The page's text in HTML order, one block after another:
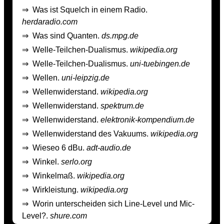
⇒ Was ist Squelch in einem Radio.
herdaradio.com
⇒ Was sind Quanten. ds.mpg.de
⇒ Welle-Teilchen-Dualismus. wikipedia.org
⇒ Welle-Teilchen-Dualismus. uni-tuebingen.de
⇒ Wellen. uni-leipzig.de
⇒ Wellenwiderstand. wikipedia.org
⇒ Wellenwiderstand. spektrum.de
⇒ Wellenwiderstand. elektronik-kompendium.de
⇒ Wellenwiderstand des Vakuums. wikipedia.org
⇒ Wieseo 6 dBu. adt-audio.de
⇒ Winkel. serlo.org
⇒ Winkelmaß. wikipedia.org
⇒ Wirkleistung. wikipedia.org
⇒ Worin unterscheiden sich Line-Level und Mic-
Level?. shure.com